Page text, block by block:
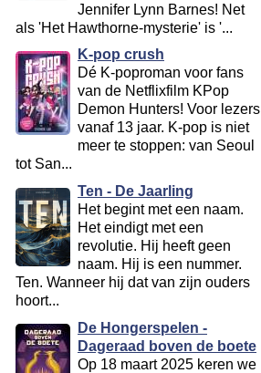
Jennifer Lynn Barnes! Net
als 'Het Hawthorne-mysterie' is '...
K-pop crush
Dé K-poproman voor fans
van de Netflixfilm KPop
Demon Hunters! Voor lezers
vanaf 13 jaar. K-pop is niet
meer te stoppen: van Seoul
tot San...
Ten - De Jaarling
Het begint met een naam.
Het eindigt met een
revolutie. Hij heeft geen
naam. Hij is een nummer.
Ten. Wanneer hij dat van zijn ouders
hoort...
De Hongerspelen -
Dageraad boven de boete
Op 18 maart 2025 keren we